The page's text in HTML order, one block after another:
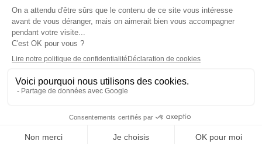
91400 ORSAY
Tél: +33 (0)1 69 15 42 98
Liens
Réseaux sociaux